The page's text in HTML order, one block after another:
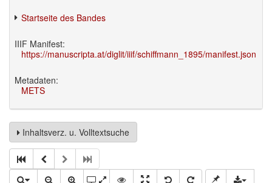
Startseite des Bandes
IIIF Manifest:
https://manuscripta.at/diglit/iiif/schiffmann_1895/manifest.json
Metadaten:
METS
Inhaltsverz. u. Volltextsuche